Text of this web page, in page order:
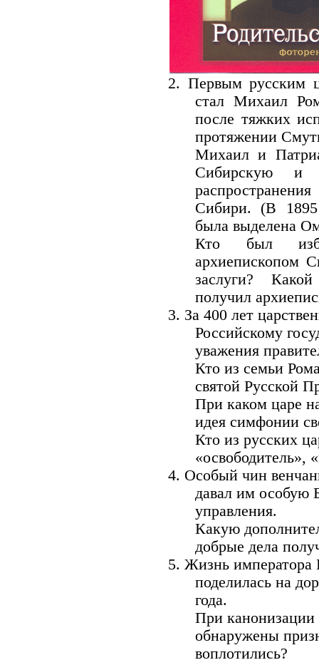
2. Первым русским
стал Михаил
после тяжких
протяжении
Михаил и
Сибирскую и
Сибири. (В
была выделена
Кто был
архиепископом
заслуги?
получил
3. За 400 лет
Российскому
уважения
Кто из семьи
святой Русской
При каком царе
идея симфонии
Кто из русских
«освободитель»,
4. Особый чин
давал им особую
управления.
Какую
добрые дела
5. Жизнь
поделилась на
года.
При канонизации
обнаружены
воплотились?